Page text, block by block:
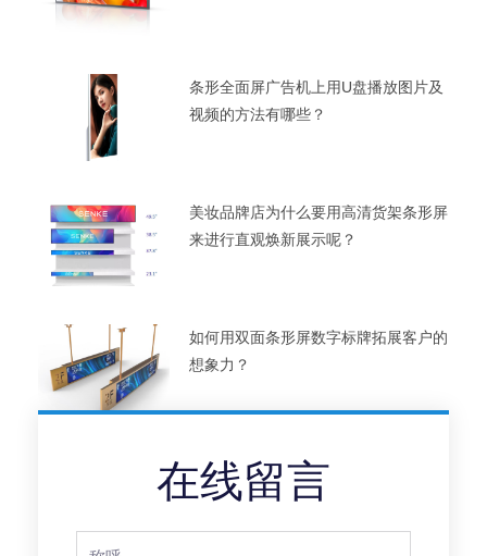
条形全面屏广告机上用U盘播放图片及
视频的方法有哪些？
美妆品牌店为什么要用高清货架条形屏
来进行直观焕新展示呢？
如何用双面条形屏数字标牌拓展客户的
想象力？
在线留言